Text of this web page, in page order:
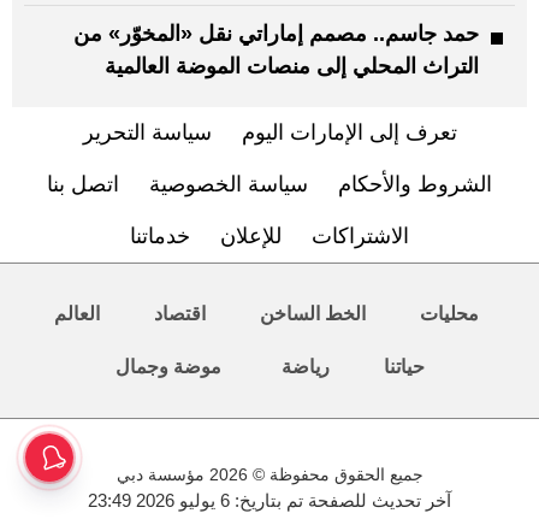
حمد جاسم.. مصمم إماراتي نقل «المخوّر» من
التراث المحلي إلى منصات الموضة العالمية
تعرف إلى الإمارات اليوم سياسة التحرير
الشروط والأحكام سياسة الخصوصية اتصل بنا
الاشتراكات للإعلان خدماتنا
محليات الخط الساخن اقتصاد العالم
حياتنا رياضة موضة وجمال
جميع الحقوق محفوظة © 2026 مؤسسة دبي
آخر تحديث للصفحة تم بتاريخ: 6 يوليو 2026 23:49